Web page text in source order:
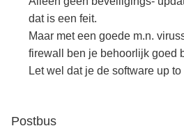
dat is een feit.
Maar met een goede m.n.
firewall ben je behoorlijk goed
Let wel dat je de software up
Postbus